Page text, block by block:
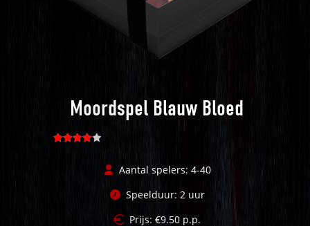
Moordspel Blauw Bloed
Aantal spelers: 4-40
Speelduur: 2 uur
Prijs: €9.50 p.p.